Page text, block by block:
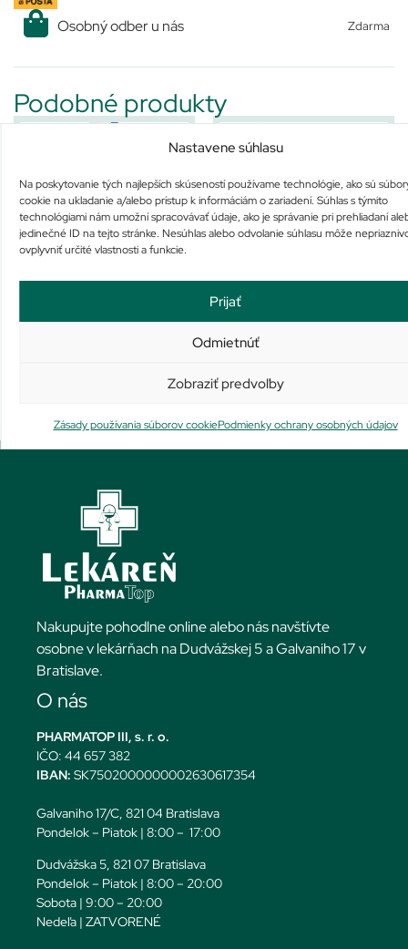
Nastavene súhlasu
Na poskytovanie tých najlepších skúseností používame technológie, ako sú
cookie na ukladanie a/alebo prístup k informáciám o zariadení. Súhlas s týmito
technológiami nám umožní spracovávať údaje, ako je správanie pri prehliadaní
jedinečné ID na tejto stránke. Nesúhlas alebo odvolanie súhlasu môže
ovplyvniť určité vlastnosti a funkcie.
Prijať
Odmietnúť
Zobraziť predvoľby
Zásady používania súborov cookiePodmienky ochrany osobných údajov
Osobný odber u nás
Zdarma
Podobné produkty
Minorga 5 % dermálny roztok
Nie je na sklade
Viac info
Na sklade už iba 1
34,10
Pridať do košíka
Nakupujte pohodlne online alebo nás navštívte
osobne v lekárňach na Dudvážskej 5 a Galvaniho 17 v
Bratislave.
O nás
PHARMATOP III, s. r. o.
IČO: 44 657 382
IBAN: SK7502000000002630617354
Galvaniho 17/C, 821 04 Bratislava
Pondelok – Piatok | 8:00 – 17:00
Dudvážska 5, 821 07 Bratislava
Pondelok – Piatok | 8:00 – 20:00
Sobota | 9:00 – 20:00
Nedeľa | ZATVORENÉ